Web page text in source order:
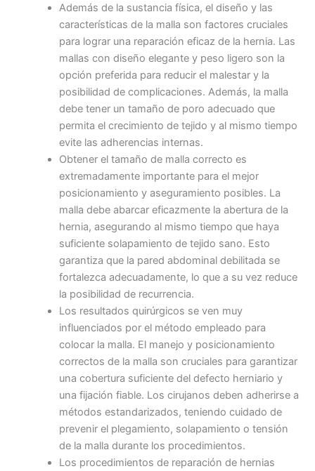
Nombre
Correo*
Además de la sustancia física, el diseño y las
características de la malla son factores cruciales
para lograr una reparación eficaz de la hernia. Las
mallas con diseño elegante y peso ligero son la
opción preferida para reducir el malestar y la
posibilidad de complicaciones. Además, la malla
debe tener un tamaño de poro adecuado que
permita el crecimiento de tejido y al mismo tiempo
evite las adherencias internas.
Obtener el tamaño de malla correcto es
extremadamente importante para el mejor
posicionamiento y aseguramiento posibles. La
malla debe abarcar eficazmente la abertura de la
hernia, asegurando al mismo tiempo que haya
suficiente solapamiento de tejido sano. Esto
garantiza que la pared abdominal debilitada se
fortalezca adecuadamente, lo que a su vez reduce
la posibilidad de recurrencia.
Los resultados quirúrgicos se ven muy
influenciados por el método empleado para
colocar la malla. El manejo y posicionamiento
correctos de la malla son cruciales para garantizar
una cobertura suficiente del defecto herniario y
una fijación fiable. Los cirujanos deben adherirse a
métodos estandarizados, teniendo cuidado de
prevenir el plegamiento, solapamiento o tensión
de la malla durante los procedimientos.
Los procedimientos de reparación de hernias